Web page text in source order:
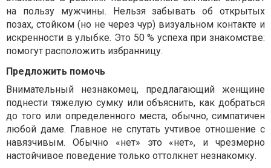
на пользу мужчины. Нельзя забывать об открытых
позах, стойком (но не через чур) визуальном контакте и
искренности в улыбке. Это 50 % успеха при знакомстве:
помогут расположить избранницу.
Предложить помочь
Внимательный незнакомец, предлагающий женщине
поднести тяжелую сумку или объяснить, как добраться
до того или определенного места, обычно, симпатичен
любой даме. Главное не спутать учтивое отношение с
навязчивым. Обычно «нет» это «нет», и чрезмерно
настойчивое поведение только оттолкнет незнакомку.